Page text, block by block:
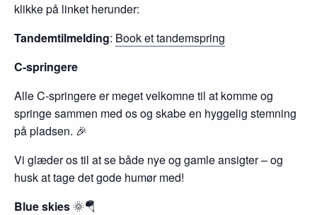
klikke på linket herunder:
Tandemtilmelding: Book et tandemspring
C-springere
Alle C-springere er meget velkomne til at komme og
springe sammen med os og skabe en hyggelig stemning
på pladsen. 🎉
Vi glæder os til at se både nye og gamle ansigter – og
husk at tage det gode humør med!
Blue skies 🌞🪂